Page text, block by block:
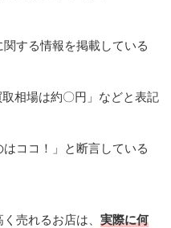
する情報を掲載している
相場は約〇円」などと表記
ココ！」と断言している
売れるお店は、 実際に何